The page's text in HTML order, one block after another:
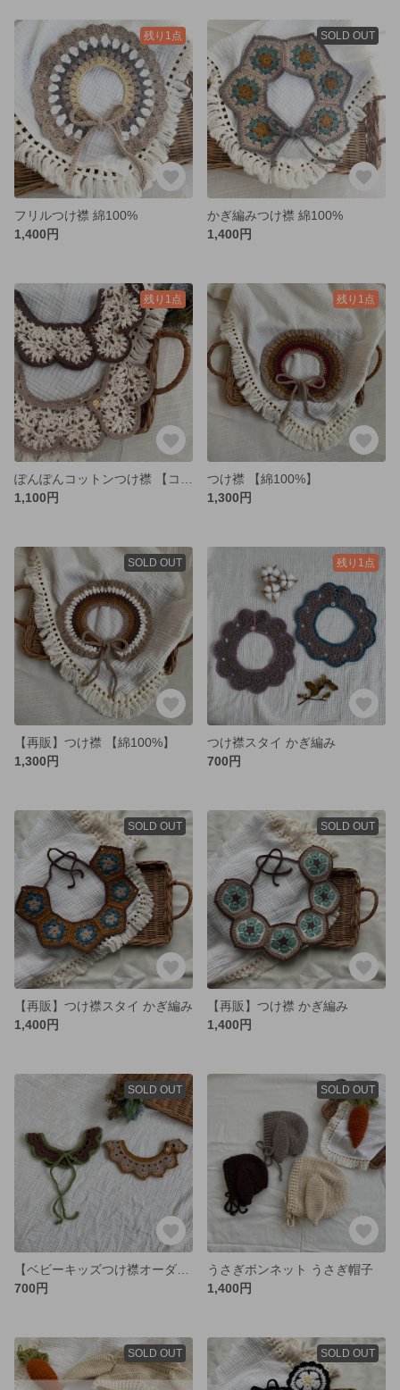
残り1点
フリルつけ襟 綿100%
1,400円
SOLD OUT
かぎ編みつけ襟 綿100%
1,400円
残り1点
1,100円
残り1点
つけ襟 【綿100%】
1,300円
SOLD OUT
【再販】つけ襟 【綿100%】
1,300円
残り1点
つけ襟スタイ かぎ編み
700円
SOLD OUT
【再販】つけ襟スタイ かぎ編み
1,400円
SOLD OUT
【再販】つけ襟 かぎ編み
1,400円
SOLD OUT
700円
SOLD OUT
うさぎボンネット うさぎ帽子
1,400円
SOLD OUT SOLD OUT